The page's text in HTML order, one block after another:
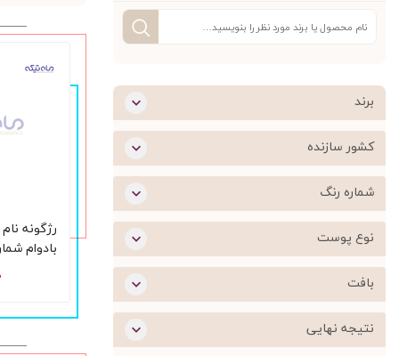
برند
کشور سازنده
شماره رنگ
نوع پوست
بافت
نتیجه نهایی
رژگونه